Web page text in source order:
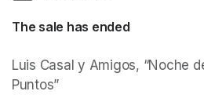
The sale has ended
Luis Casal y Amigos, “Noche
Puntos”